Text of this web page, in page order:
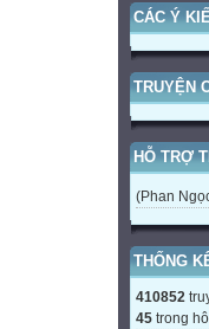
CÁC Ý
TRUYỆN
HỖ TRỢ
(Phan
THỐNG
410852
45 trong